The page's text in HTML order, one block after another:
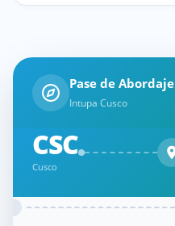
Pase de Abordaje
Intupa Cusco
CSC
Cusco